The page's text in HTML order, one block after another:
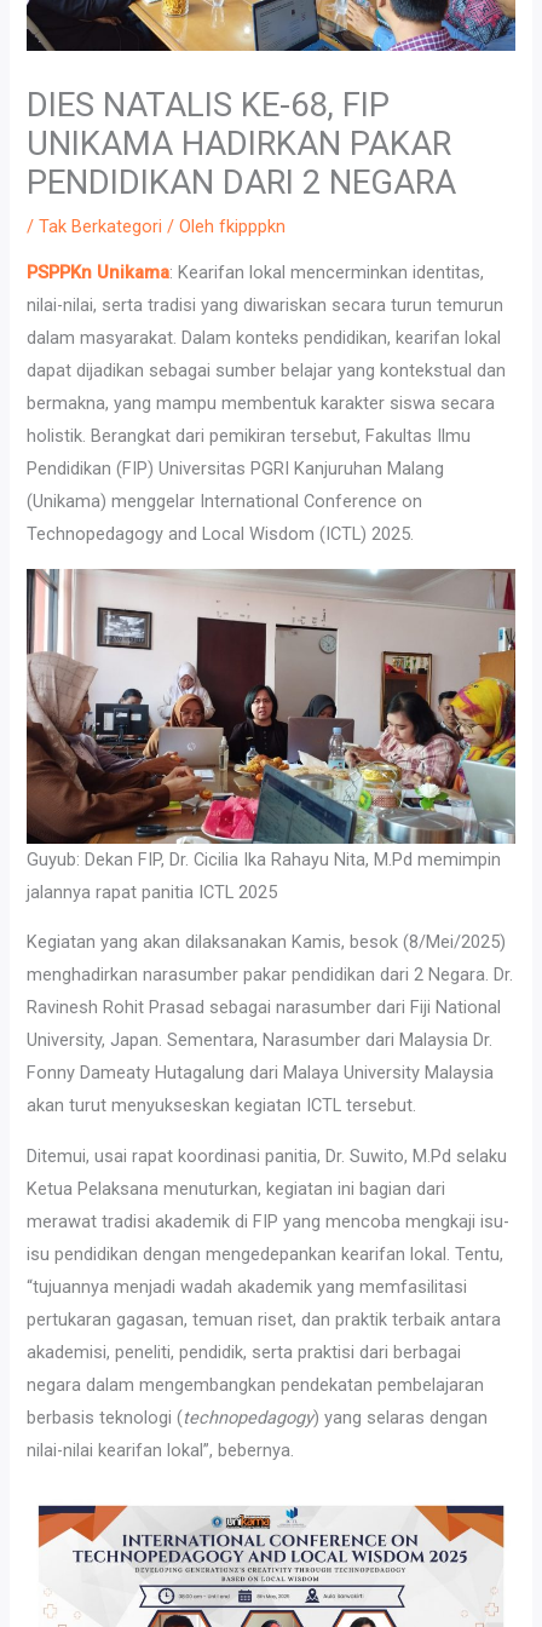
DIES NATALIS KE-68, FIP
UNIKAMA HADIRKAN PAKAR
PENDIDIKAN DARI 2 NEGARA
/Tak Berkategori / Olehfkipppkn
PSPPKn Unikama: Kearifan lokal mencerminkan identitas,
nilai-nilai, serta tradisi yang diwariskan secara turun temurun
dalam masyarakat. Dalam konteks pendidikan, kearifan lokal
dapat dijadikan sebagai sumber belajar yang kontekstual dan
bermakna, yang mampu membentuk karakter siswa secara
holistik. Berangkat dari pemikiran tersebut, Fakultas Ilmu
Pendidikan (FIP) Universitas PGRI Kanjuruhan Malang
(Unikama) menggelar International Conference on
Technopedagogy and Local Wisdom (ICTL) 2025.
Guyub: Dekan FIP, Dr. Cicilia Ika Rahayu Nita, M.Pd memimpin
jalannya rapat panitia ICTL 2025
Kegiatan yang akan dilaksanakan Kamis, besok (8/Mei/2025)
menghadirkan narasumber pakar pendidikan dari 2 Negara. Dr.
Ravinesh Rohit Prasad sebagai narasumber dari Fiji National
University, Japan. Sementara, Narasumber dari Malaysia Dr.
Fonny Dameaty Hutagalung dari Malaya University Malaysia
akan turut menyukseskan kegiatan ICTL tersebut.
Ditemui, usai rapat koordinasi panitia, Dr. Suwito, M.Pd selaku
Ketua Pelaksana menuturkan, kegiatan ini bagian dari
merawat tradisi akademik di FIP yang mencoba mengkaji isu-
isu pendidikan dengan mengedepankan kearifan lokal. Tentu,
“tujuannya menjadi wadah akademik yang memfasilitasi
pertukaran gagasan, temuan riset, dan praktik terbaik antara
akademisi, peneliti, pendidik, serta praktisi dari berbagai
negara dalam mengembangkan pendekatan pembelajaran
berbasis teknologi (technopedagogy) yang selaras dengan
nilai-nilai kearifan lokal”, bebernya.